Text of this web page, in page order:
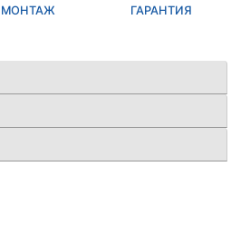
МОНТАЖ ГАРАНТИЯ